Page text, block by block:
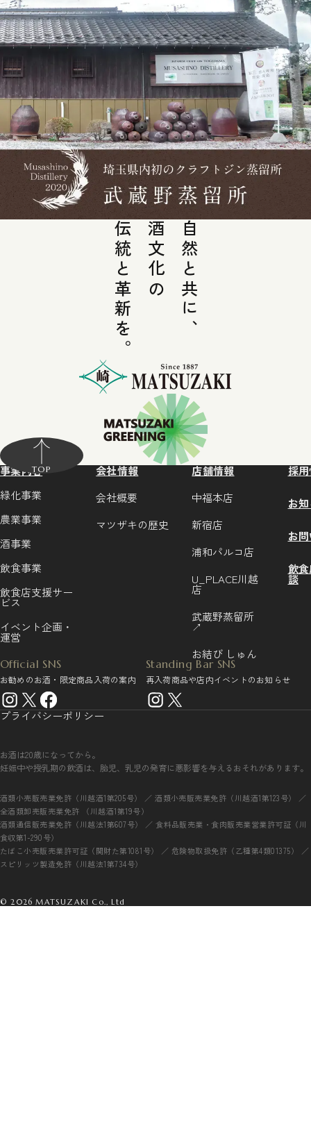
自然と共に、
酒文化の
伝統と革新を。
事業内容
緑化事業
農業事業
酒事業
飲食事業
飲食店支援サー
ビス
イベント企画・
運営
会社情報
会社概要
マツザキの歴史
店舗情報
中福本店
新宿店
浦和パルコ店
U_PLACE川越
店
武蔵野蒸留所
↗
お結び しゅん
採
お
お
飲
談
Official SNS
お勧めのお酒・限定商品入荷の案内
Standing Bar SNS
再入荷商品や店内イベントのお知らせ
プライバシーポリシー
お酒は20歳になってから。
妊娠中や授乳期の飲酒は、胎児、乳児の発育に悪影響を与えるおそれがあります。
酒類小売販売業免許（川越酒1第205号） ／ 酒類小売販売業免許（川越酒1第123号） ／
全酒類卸売販売業免許 （川越酒1第19号）
酒類通信販売業免許（川越法1第607号） ／ 食料品販売業・食肉販売業営業許可証（川
食収第1-290号）
たばこ小売販売業許可証（関財た第1081号） ／ 危険物取扱免許（乙種第4類01375） ／
スピリッツ製造免許（川越法1第734号）
© 2026 MATSUZAKI Co., Ltd
TOP